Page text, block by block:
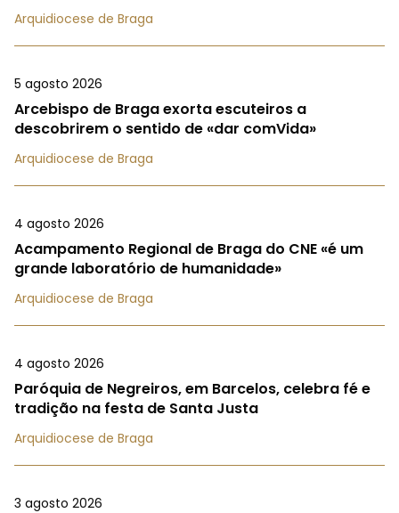
Arquidiocese de Braga
5 agosto 2026
Arcebispo de Braga exorta escuteiros a
descobrirem o sentido de «dar comVida»
Arquidiocese de Braga
4 agosto 2026
Acampamento Regional de Braga do CNE «é um
grande laboratório de humanidade»
Arquidiocese de Braga
4 agosto 2026
Paróquia de Negreiros, em Barcelos, celebra fé e
tradição na festa de Santa Justa
Arquidiocese de Braga
3 agosto 2026